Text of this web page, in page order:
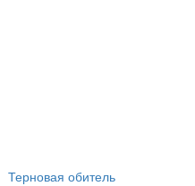
Терновая обитель